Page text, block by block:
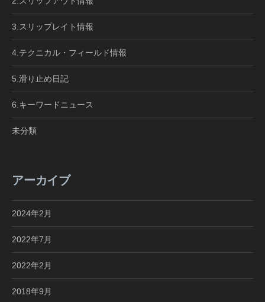
3.スリップレイト情報
4.テクニカル・フィールド情報
5.滑り止め日記
6.キーワードニュース
未分類
アーカイブ
2024年2月
2022年7月
2022年2月
2018年9月